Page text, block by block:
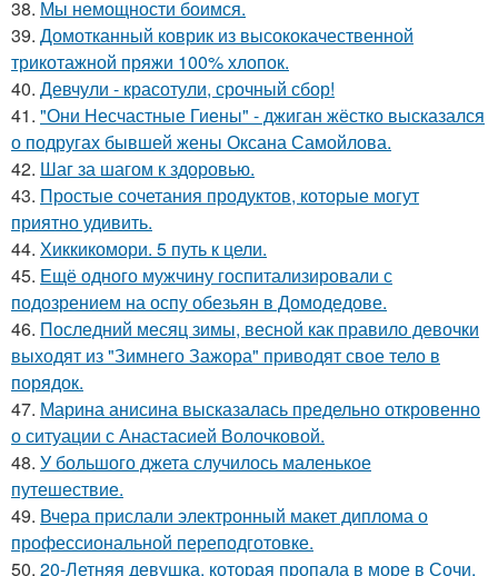
38. Мы немощности боимся.
39. Домотканный коврик из высококачественной
трикотажной пряжи 100% хлопок.
40. Девчули - красотули, срочный сбор!
41. "Они Несчастные Гиены" - джиган жёстко высказался
о подругах бывшей жены Оксана Самойлова.
42. Шаг за шагом к здоровью.
43. Простые сочетания продуктов, которые могут
приятно удивить.
44. Хиккикомори. 5 путь к цели.
45. Ещё одного мужчину госпитализировали с
подозрением на оспу обезьян в Домодедове.
46. Последний месяц зимы, весной как правило девочки
выходят из "Зимнего Зажора" приводят свое тело в
порядок.
47. Марина анисина высказалась предельно откровенно
о ситуации с Анастасией Волочковой.
48. У большого джета случилось маленькое
путешествие.
49. Вчера прислали электронный макет диплома о
профессиональной переподготовке.
50. 20-Летняя девушка, которая пропала в море в Сочи,